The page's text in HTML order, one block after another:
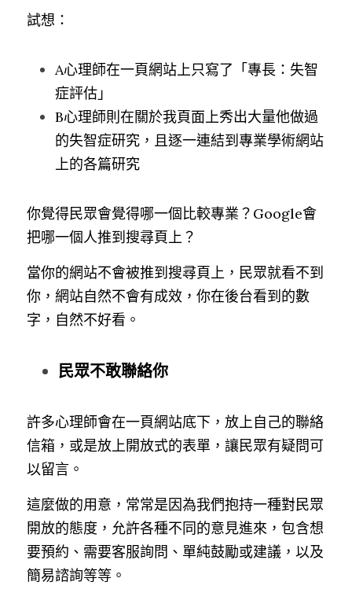
試想：
A心理師在一頁網站上只寫了「專長：失智
症評估」
B心理師則在關於我頁面上秀出大量他做過
的失智症研究，且逐一連結到專業學術網站
上的各篇研究
你覺得民眾會覺得哪一個比較專業？Google會
把哪一個人推到搜尋頁上？
當你的網站不會被推到搜尋頁上，民眾就看不到
你，網站自然不會有成效，你在後台看到的數
字，自然不好看。
民眾不敢聯絡你
許多心理師會在一頁網站底下，放上自己的聯絡
信箱，或是放上開放式的表單，讓民眾有疑問可
以留言。
這麼做的用意，常常是因為我們抱持一種對民眾
開放的態度，允許各種不同的意見進來，包含想
要預約、需要客服詢問、單純鼓勵或建議，以及
簡易諮詢等等。